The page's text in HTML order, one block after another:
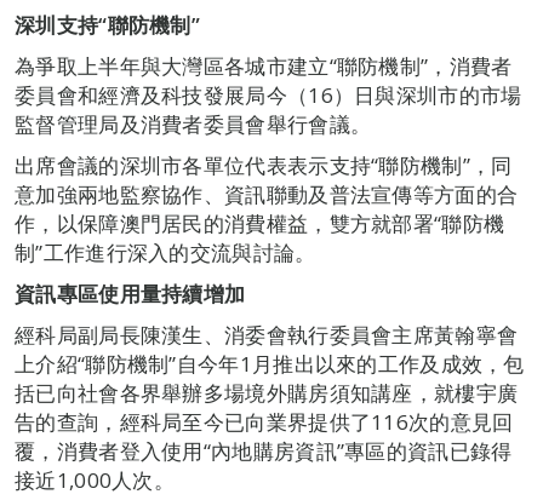
深圳支持“聯防機制”
為爭取上半年與大灣區各城市建立“聯防機制”，消費者
委員會和經濟及科技發展局今（16）日與深圳市的市場
監督管理局及消費者委員會舉行會議。
出席會議的深圳市各單位代表表示支持“聯防機制”，同
意加強兩地監察協作、資訊聯動及普法宣傳等方面的合
作，以保障澳門居民的消費權益，雙方就部署“聯防機
制”工作進行深入的交流與討論。
資訊專區使用量持續增加
經科局副局長陳漢生、消委會執行委員會主席黃翰寧會
上介紹“聯防機制”自今年1月推出以來的工作及成效，包
括已向社會各界舉辦多場境外購房須知講座，就樓宇廣
告的查詢，經科局至今已向業界提供了116次的意見回
覆，消費者登入使用“內地購房資訊”專區的資訊已錄得
接近1,000人次。